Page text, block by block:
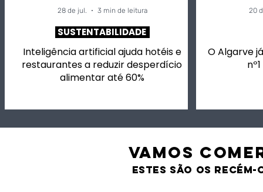
Inteligência artificial ajuda hotéis e
restaurantes a reduzir desperdício
alimentar até 60%
SUSTENTABILIDADE
28 de jul. 3 min de leitura
O Algarve
20
VAMOS
estes são os recém-